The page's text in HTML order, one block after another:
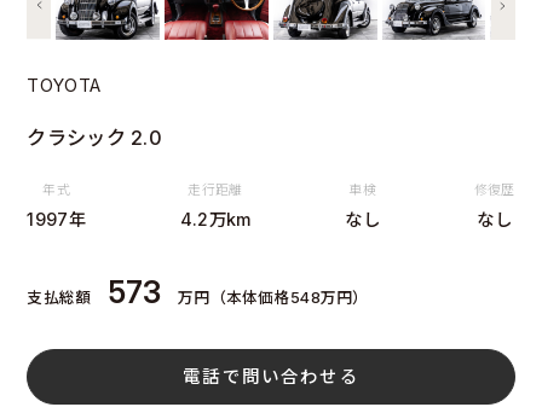
TOYOTA
クラシック 2.0
年式
1997年
走行距離
4.2万km
車検
なし
修復歴
なし
支払総額 573 万円（本体価格548万円）
電話で問い合わせる